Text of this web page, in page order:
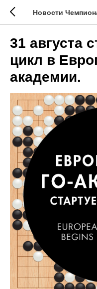
Новости
31 августа
цикл в
академии.